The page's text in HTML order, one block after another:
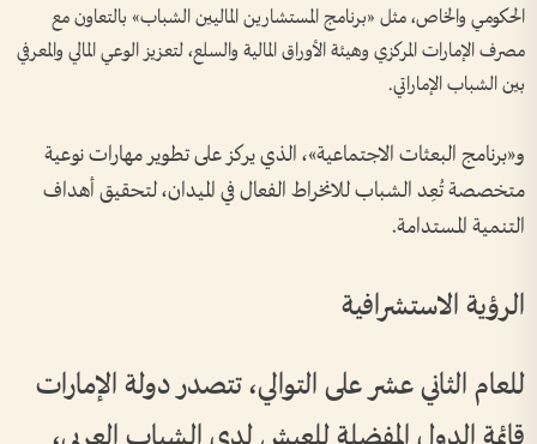
الحكومي والخاص، مثل «برنامج المستشارين الماليين الشباب» بالتعاون مع
مصرف الإمارات المركزي وهيئة الأوراق المالية والسلع، لتعزيز الوعي المالي والمعرفي
بين الشباب الإماراتي.
و«برنامج البعثات الاجتماعية»، الذي يركز على تطوير مهارات نوعية
متخصصة تُعِد الشباب للانخراط الفعال في الميدان، لتحقيق أهداف
التنمية المستدامة.
الرؤية الاستشرافية
للعام الثاني عشر على التوالي، تتصدر دولة الإمارات